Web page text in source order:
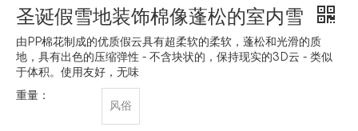
圣诞假雪地装饰棉像蓬松的室内雪
由PP棉花制成的优质假云具有超柔软的柔软，蓬松和光滑的质
地，具有出色的压缩弹性 - 不含块状的，保持现实的3D云 - 类似
于体积。使用友好，无味
重量：
风俗